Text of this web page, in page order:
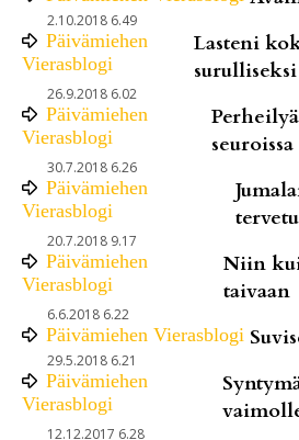
2.10.2018 6.49
Päivämiehen
Vierasblogi
Lasteni
surulliseksi
26.9.2018 6.02
Päivämiehen
Vierasblogi
seuroissa
30.7.2018 6.26
Päivämiehen
Vierasblogi
20.7.2018 9.17
Päivämiehen
Vierasblogi
Niin
taivaan
6.6.2018 6.22
Päivämiehen Vierasblogi
29.5.2018 6.21
Päivämiehen
Vierasblogi
12.12.2017 6.28